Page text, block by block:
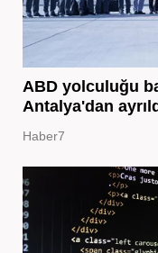
ABD yolculuğu
Antalya'dan
Haber7